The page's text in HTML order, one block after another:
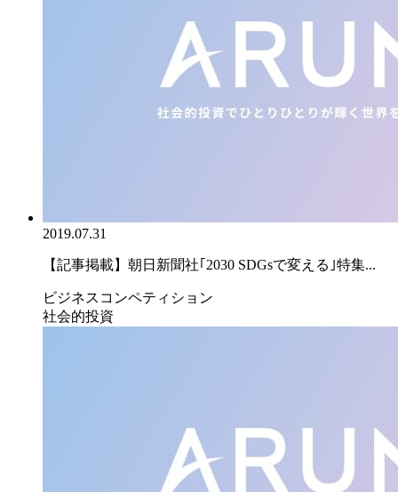
2019.07.31
【記事掲載】朝日新聞社｢2030 SDGsで変える｣特集...
ビジネスコンペティション
社会的投資